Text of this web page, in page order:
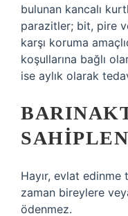
bulunan kancalı
parazitler; bit, pire
karşı koruma
koşullarına bağlı
ise aylık olarak
Hayır, evlat
zaman bireylere
ödenmez.